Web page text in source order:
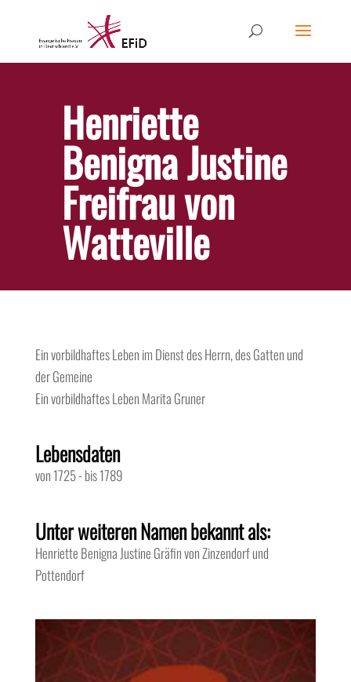
Henriette
Benigna Justine
Freifrau von
Watteville
Ein vorbildhaftes Leben im Dienst des Herrn, des Gatten und
der Gemeine
Ein vorbildhaftes Leben Marita Gruner
Lebensdaten
von 1725-bis 1789
Unter weiteren Namen bekannt als:
Henriette Benigna Justine Gräfin von Zinzendorf und
Pottendorf